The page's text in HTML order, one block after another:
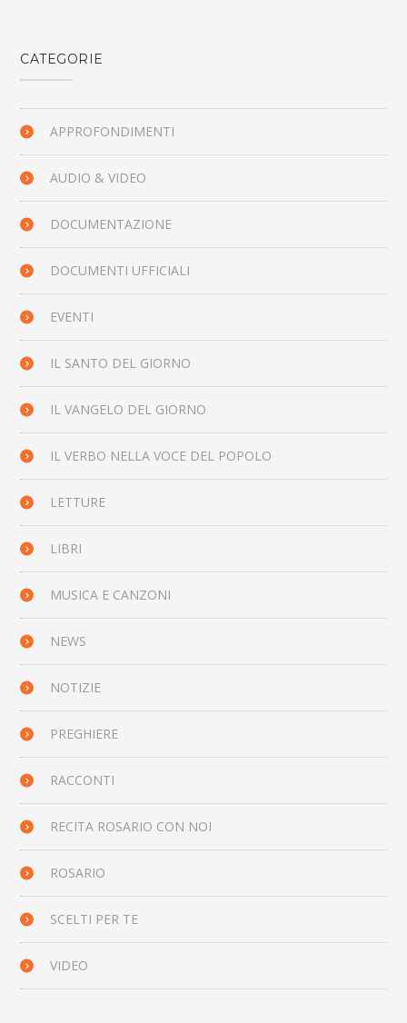
CATEGORIE
APPROFONDIMENTI
AUDIO & VIDEO
DOCUMENTAZIONE
DOCUMENTI UFFICIALI
EVENTI
IL SANTO DEL GIORNO
IL VANGELO DEL GIORNO
IL VERBO NELLA VOCE DEL POPOLO
LETTURE
LIBRI
MUSICA E CANZONI
NEWS
NOTIZIE
PREGHIERE
RACCONTI
RECITA ROSARIO CON NOI
ROSARIO
SCELTI PER TE
VIDEO